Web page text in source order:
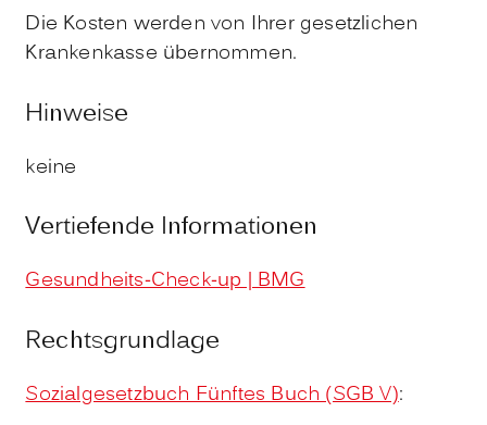
Die Kosten werden von Ihrer gesetzlichen
Krankenkasse übernommen.
Hinweise
keine
Vertiefende Informationen
Gesundheits-Check-up | BMG
Rechtsgrundlage
Sozialgesetzbuch Fünftes Buch (SGB V):